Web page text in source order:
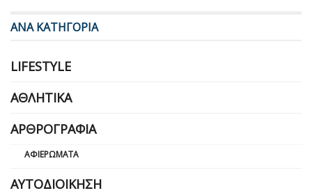
ΑΝΑ ΚΑΤΗΓΟΡΙΑ
LIFESTYLE
ΑΘΛΗΤΙΚΆ
ΑΡΘΡΟΓΡΑΦΊΑ
ΑΦΙΕΡΏΜΑΤΑ
ΑΥΤΟΔΙΟΊΚΗΣΗ